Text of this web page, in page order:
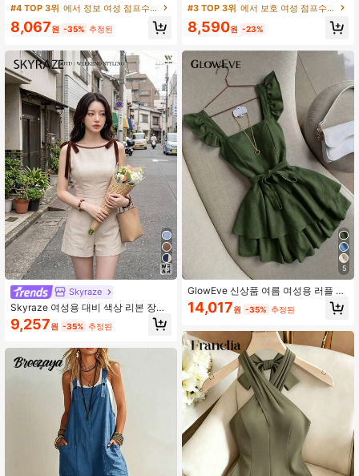
록 셔츠 칼라 점프수트 여름 여름 의상
용 비치 의상 여성용 비치 의상 우아한
수트 우아한 점프수트 여성용 캐주얼
점프수트 캐주얼 점프수트 캐주얼 여
성용 점프수트 블랙 점프수트 여성용
블랙 점프수트 여성용 캐주얼 드레스
여성용 티셔츠 폴로 S3433 여성 의류
브랜드 여성 의류
#4 TOP 3위 에서 정보 여성 점프수트 & 바디수트
8,067원 -35% 추정된
5
Skyraze
Skyraze 여성용 대비 색상 리본 장식
민소매 롬퍼
9,257원 -35% 추정된
틱 휴가 점프수트
#3 TOP 3위 에서 보호 여성 점프수트 & 바디수트
8,590원 -23%
5
GlowEve 신상품 여름 여성용 러플 칼
라 점프수트, 블루, 타이 웨이스트, 미
니멀리스트
14,017원 -35% 추정된